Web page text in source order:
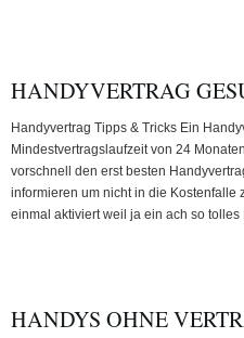
HANDYVERTRAG
Handyvertrag Tipps & Tricks Ein
Mindestvertragslaufzeit von 24
vorschnell den erst besten
informieren um nicht in die Kostenfalle
einmal aktiviert weil ja ein ach so
HANDYS OHNE